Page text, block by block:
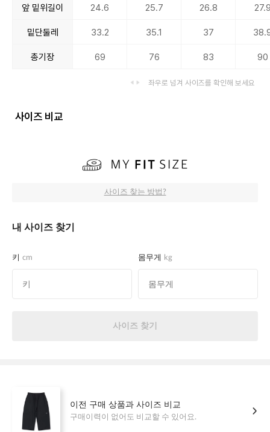
앞 밑위길이 24.6 25.7 26.8
밑단둘레 33.2 35.1 37
총기장 69 76 83 90
좌우로 넘겨 사이즈를 확인해 보세요
사이즈 비교